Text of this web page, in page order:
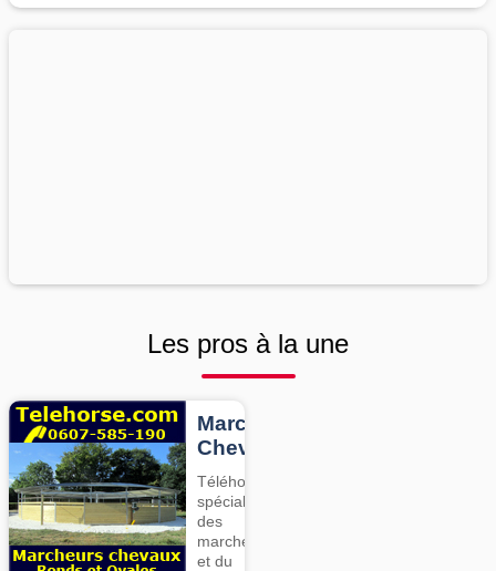
Les pros à la une
Marcheurs
Chevaux
Téléhorse,
spécialiste
des
marcheurs
et du